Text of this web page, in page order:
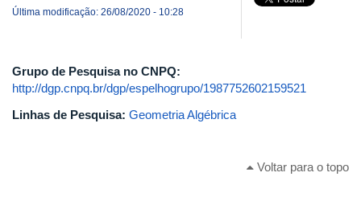
Última modificação: 26/08/2020 - 10:28
Grupo de Pesquisa no CNPQ:
http://dgp.cnpq.br/dgp/espelhogrupo/1987752602159521
Linhas de Pesquisa: Geometria Algébrica
Voltar para o topo